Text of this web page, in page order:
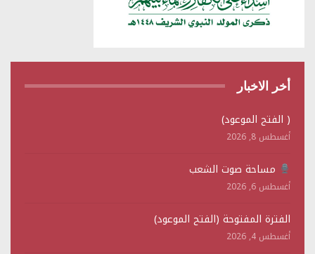
أخر الاخبار
( الفتح الموعود)
أغسطس 8, 2026
مساحة صوت الشعب
أغسطس 6, 2026
الفترة المفتوحة (الفتح الموعود)
أغسطس 4, 2026